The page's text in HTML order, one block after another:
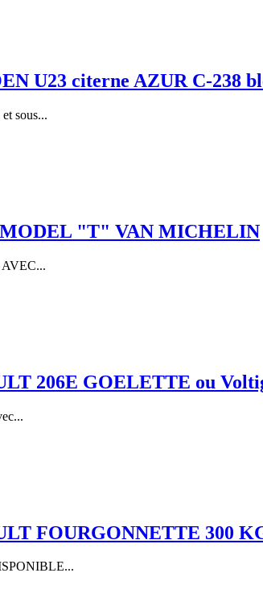
U23 citerne AZUR C-238
sous...
MODEL "T" VAN MICHELIN
AVEC...
206E GOELETTE ou
FOURGONNETTE 300